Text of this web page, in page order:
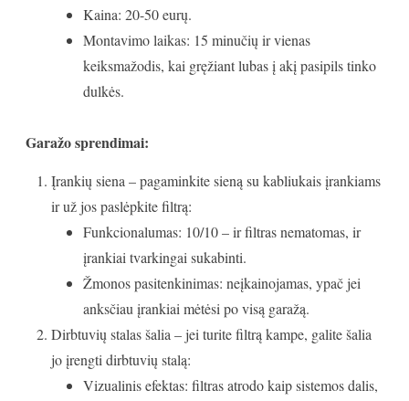
Kaina: 20-50 eurų.
Montavimo laikas: 15 minučių ir vienas
keiksmažodis, kai gręžiant lubas į akį pasipils tinko
dulkės.
Garažo sprendimai:
Įrankių siena – pagaminkite sieną su kabliukais įrankiams
ir už jos paslėpkite filtrą:
Funkcionalumas: 10/10 – ir filtras nematomas, ir
įrankiai tvarkingai sukabinti.
Žmonos pasitenkinimas: neįkainojamas, ypač jei
anksčiau įrankiai mėtėsi po visą garažą.
Dirbtuvių stalas šalia – jei turite filtrą kampe, galite šalia
jo įrengti dirbtuvių stalą:
Vizualinis efektas: filtras atrodo kaip sistemos dalis,